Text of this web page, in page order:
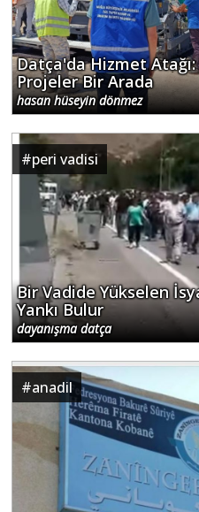
Datça'da Hizmet
Projeler Bir Arada
hasan hüseyin dönmez
#peri vadisi
Bir Vadide Yükselen
Yankı Bulur
dayanışma datça
#anadil